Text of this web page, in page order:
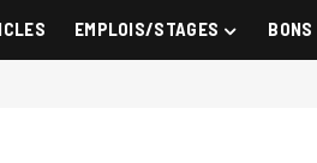
EMPLOIS/STAGES